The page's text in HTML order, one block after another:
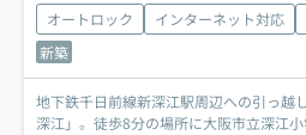
オートロック インターネット対応
新築
地下鉄千日前線新深江駅周辺への引っ越
深江」。徒歩8分の場所に大阪市立深江